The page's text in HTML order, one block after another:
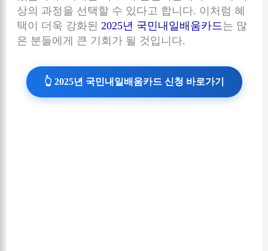
상의 과정을 선택할 수 있다고 합니다. 이처럼 혜
택이 더욱 강화된2025년 국민내일배움카드는 많
은 분들에게 큰 기회가 될 것입니다.
👆 2025년 국민내일배움카드 신청 바로가기